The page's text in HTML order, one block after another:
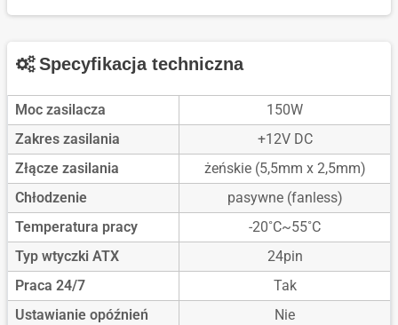
Specyfikacja techniczna
Moc zasilacza
150W
Zakres zasilania
+12V DC
Złącze zasilania
żeńskie (5,5mm x 2,5mm)
Chłodzenie
pasywne (fanless)
Temperatura pracy
-20˚C~55˚C
Typ wtyczki ATX
24pin
Praca 24/7
Tak
Ustawianie opóźnień
Nie